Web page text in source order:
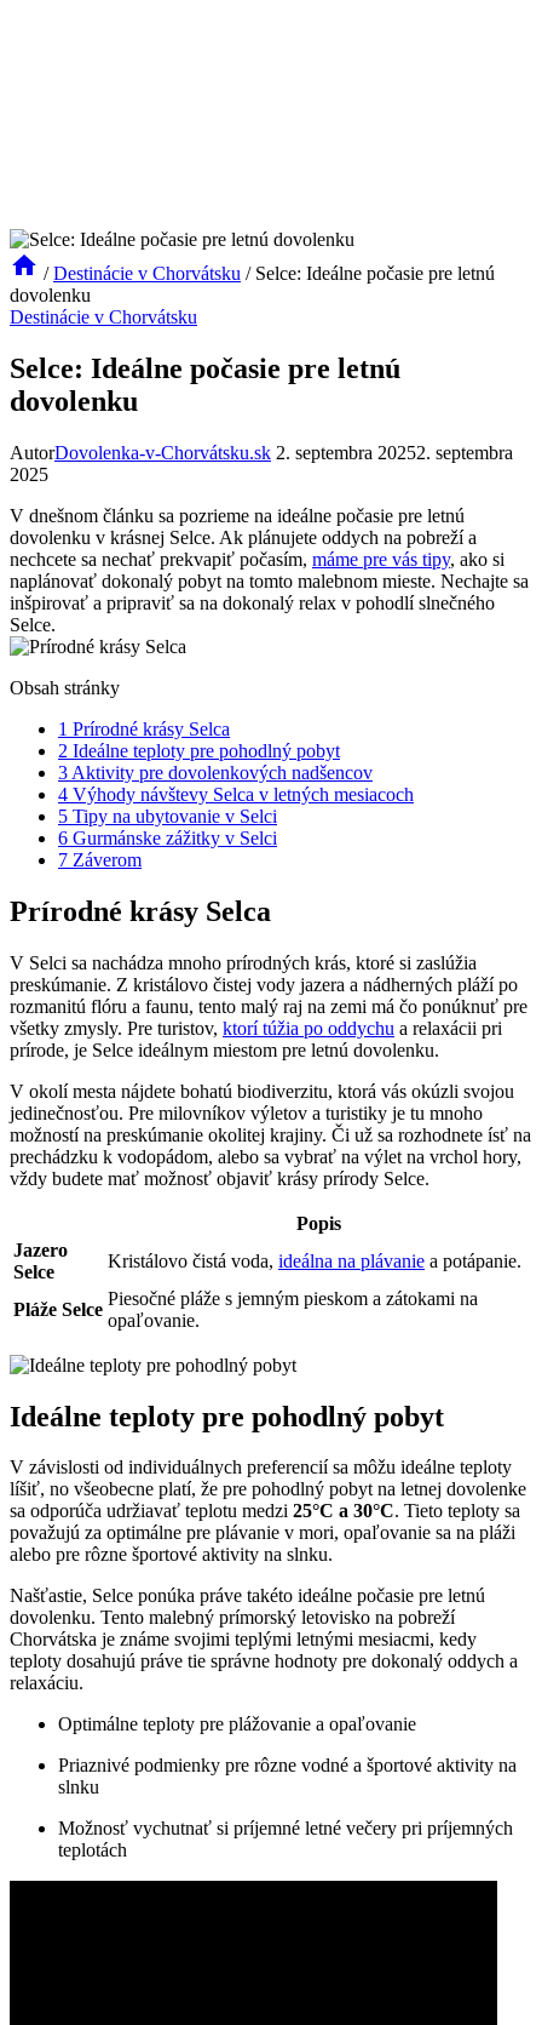
/ Destinácie v Chorvátsku / Selce: Ideálne počasie pre letnú
dovolenku
Destinácie v Chorvátsku
Selce: Ideálne počasie pre letnú
dovolenku
AutorDovolenka-v-Chorvátsku.sk 2. septembra 20252. septembra
2025
V dnešnom článku sa pozrieme na ideálne počasie pre letnú
dovolenku v krásnej Selce.⁣ Ak plánujete oddych na ⁢pobreží a
nechcete sa nechať prekvapiť počasím,‍ máme pre vás tipy, ako si
naplánovať ‍dokonalý pobyt na tomto ⁢malebnom mieste.⁣ Nechajte sa
inšpirovať a pripraviť sa na⁢ dokonalý relax v pohodlí slnečného
Selce.
Obsah stránky
1 Prírodné krásy Selca
2 Ideálne teploty pre pohodlný pobyt
3 Aktivity pre​ dovolenkových nadšencov
4 Výhody návštevy ‍Selca v letných ‌mesiacoch
5 Tipy na ubytovanie v Selci
6 Gurmánske zážitky v Selci
7 Záverom
Prírodné krásy Selca
V Selci sa nachádza mnoho prírodných krás, ktoré si⁣ zaslúžia
preskúmanie. Z kristálovo čistej vody jazera a nádherných pláží po
rozmanitú flóru a faunu, tento ⁢malý raj na zemi má čo ponúknuť pre
všetky zmysly. Pre turistov, ktorí túžia po oddychu a relaxácii pri
prírode, je Selce ideálnym miestom pre letnú dovolenku.
V‌ okolí mesta nájdete bohatú biodiverzitu, ktorá vás okúzli svojou
jedinečnosťou. Pre milovníkov‌ výletov a turistiky je tu mnoho
možností na ⁣preskúmanie okolitej krajiny. ​Či už sa rozhodnete ísť na
prechádzku ⁣k vodopádom, alebo sa vybrať na výlet na vrchol hory,
vždy⁣ budete mať ⁢možnosť objaviť krásy prírody Selce.
Popis
Jazero
Selce
Kristálovo čistá voda,⁢ ideálna na plávanie a potápanie.
Pláže ⁢Selce
Piesočné pláže s jemným ​pieskom a zátokami na
opaľovanie.
Ideálne teploty pre pohodlný pobyt
V závislosti od individuálnych preferencií sa môžu​ ideálne teploty
líšiť, no všeobecne platí, že pre pohodlný pobyt na letnej dovolenke
sa odporúča udržiavať teplotu medzi 25°C a 30°C. Tieto teploty sa
považujú za optimálne pre plávanie v mori,⁤ opaľovanie sa na pláži
alebo ⁢pre rôzne športové aktivity na slnku.
Našťastie, Selce ponúka práve takéto ideálne počasie pre letnú
dovolenku. Tento malebný prímorský letovisko na pobreží
Chorvátska je⁣ známe svojimi ‌teplými letnými mesiacmi, kedy
teploty dosahujú práve tie správne hodnoty pre dokonalý oddych a ​
relaxáciu.
Optimálne teploty pre plážovanie a opaľovanie
Priaznivé podmienky pre rôzne vodné a športové aktivity na
slnku
Možnosť vychutnať si príjemné letné‍ večery pri príjemných
teplotách